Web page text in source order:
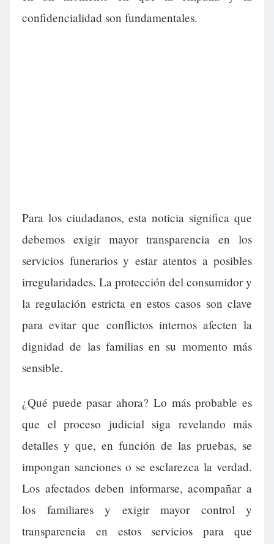
confidencialidad son fundamentales.
Para los ciudadanos, esta noticia significa que
debemos exigir mayor transparencia en los
servicios funerarios y estar atentos a posibles
irregularidades. La protección del consumidor y
la regulación estricta en estos casos son clave
para evitar que conflictos internos afecten la
dignidad de las familias en su momento más
sensible.
¿Qué puede pasar ahora? Lo más probable es
que el proceso judicial siga revelando más
detalles y que, en función de las pruebas, se
impongan sanciones o se esclarezca la verdad.
Los afectados deben informarse, acompañar a
los familiares y exigir mayor control y
transparencia en estos servicios para que